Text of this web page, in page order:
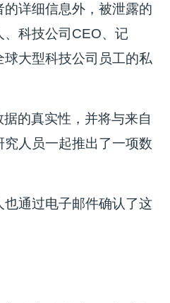
详细信息外，被泄露的
科技公司CEO、记
大型科技公司员工的私
的真实性，并将与来自
究人员一起推出了一项数
通过电子邮件确认了这